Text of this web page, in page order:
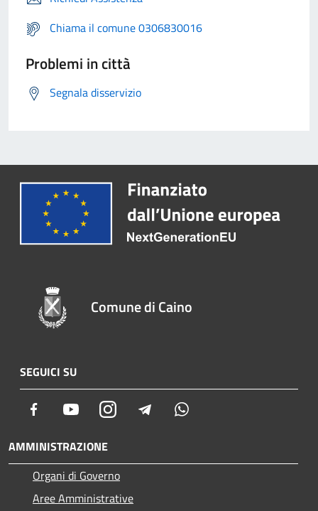
Chiama il comune 0306830016
Problemi in città
Segnala disservizio
Comune di Caino
SEGUICI SU
Facebook YoutubeInstagram Telegram
AMMINISTRAZIONE
Organi di Governo
Aree Amministrative